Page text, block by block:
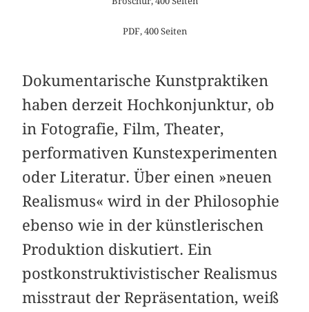
PDF, 400 Seiten
Dokumentarische Kunstpraktiken
haben derzeit Hochkonjunktur, ob
in Fotografie, Film, Theater,
performativen Kunstexperimenten
oder Literatur. Über einen »neuen
Realismus« wird in der Philosophie
ebenso wie in der künstlerischen
Produktion diskutiert. Ein
postkonstruktivistischer Realismus
misstraut der Repräsentation, weiß